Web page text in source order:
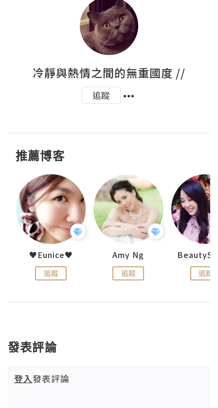
冷靜與熱情之間的無重國度 //
追蹤
推薦博客
♥Eunice♥
追蹤
Amy Ng
追蹤 追蹤
發表評論
登入發表評論